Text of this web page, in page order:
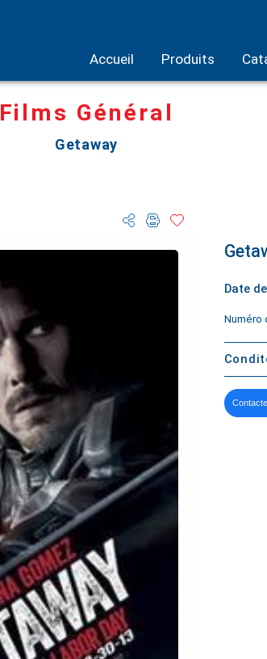
Accueil Produits
Films Général
Getaway
Date
Numéro